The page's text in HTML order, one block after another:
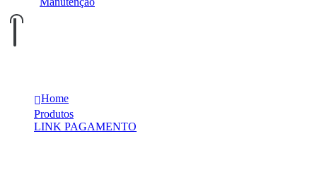
0
Home
Produtos
LINK PAGAMENTO